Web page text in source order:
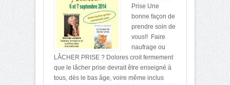
Prise Une
bonne façon de
prendre soin de
vous!! Faire
naufrage ou
LÂCHER PRISE ? Dolores croit fermement
que le lâcher prise devrait être enseigné à
tous, dès le bas âge, voire même inclus